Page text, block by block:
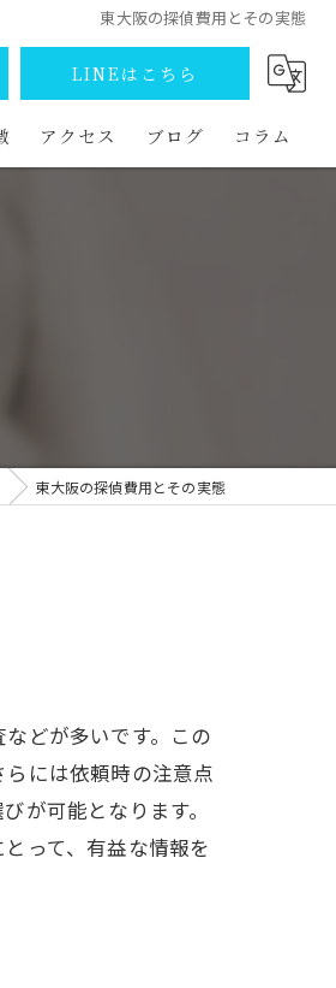
東大阪の探偵費用とその実態
LINEはこちら
アクセス ブログ コラム
東大阪の探偵費用とその実態
どが多いです。この
には依頼時の注意点
が可能となります。
って、有益な情報を